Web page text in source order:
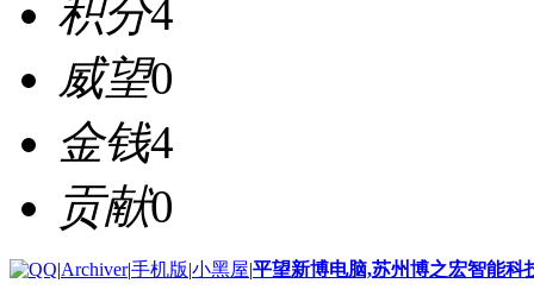
积分4
威望0
金钱4
贡献0
|Archiver|手机版|小黑屋|平望新博电脑,苏州博之宏智能科